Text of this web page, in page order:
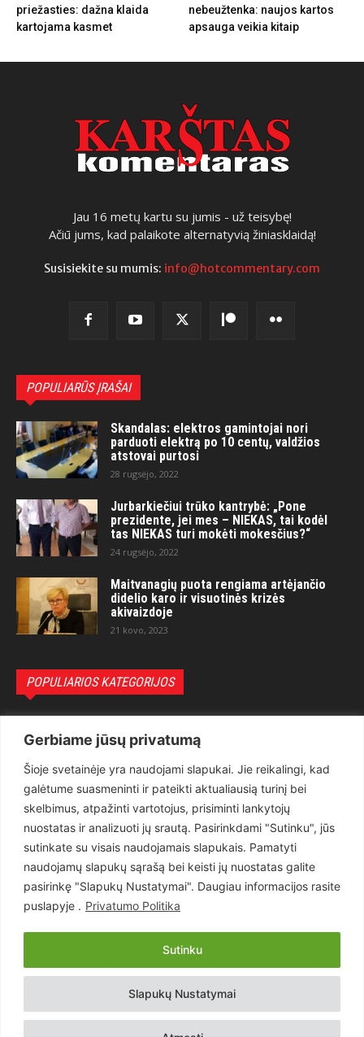
Gerbiame jūsų privatumą
Šioje svetainėje yra naudojami slapukai. Jie reikalingi, kad
galėtume suasmeninti ir pateikti aktualiausią turinį bei
skelbimus, atpažinti vartotojus, prisiminti lankytojų
nuostatas ir analizuoti jų srautą. Pasirinkdami "Sutinku", jūs
sutinkate su visais naudojamais slapukais. Pamatyti
naudojamų slapukų sąrašą bei keisti jų nuostatas galite
pasirinkę "Slapukų Nustatymai". Daugiau informacijos rasite
puslapyje . Privatumo Politika
Slapukų Nustatymai
Sutinku
priežasties: dažna klaida
kartojama kasmet
nebeužtenka: naujos kartos
apsauga veikia kitaip
Jau 16 metų kartu su jumis - už teisybę!
Ačiū jums, kad palaikote alternatyvią žiniasklaidą!
Susisiekite su mumis: info@hotcommentary.com
POPULIARŪS ĮRAŠAI
Skandalas: elektros gamintojai nori
parduoti elektrą po 10 centų, valdžios
atstovai purtosi
28 rugsėjo, 2022
Jurbarkiečiui trūko kantrybė: „Pone
prezidente, jei mes – NIEKAS, tai kodėl
tas NIEKAS turi mokėti mokesčius?“
24 rugsėjo, 2022
Maitvanagių puota rengiama artėjančio
didelio karo ir visuotinės krizės
akivaizdoje
21 kovo, 2023
POPULIARIOS KATEGORIJOS
Teisėsauga
1497
Aktualu
Lietuva
619
Pasaulis
Статьи на русском
Articles in english
Copyright © 2026 UAB „Goruva“. Visos teisės saugomos.
Kontaktai Prenumerata Privatumo Politika Naudojimosi Taisyklės